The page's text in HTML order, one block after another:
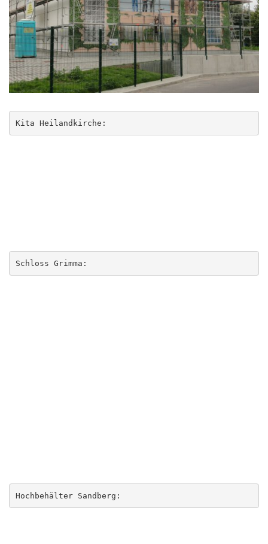
Kita Heilandkirche:
Schloss Grimma:
Hochbehälter Sandberg: